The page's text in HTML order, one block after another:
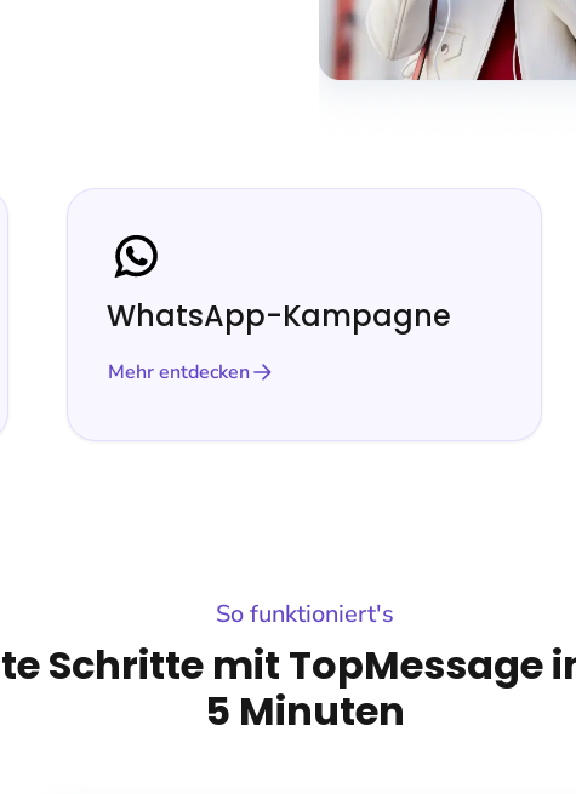
WhatsApp-Kampagne
Mehr entdecken
So funktioniert's
Schritte mit TopMessage
5 Minuten